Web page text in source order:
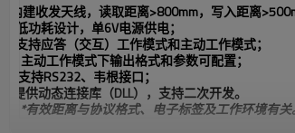
内建收发天线，读取距离>800mm，写入距离
低功耗设计，单6V电源供电；
支持应答（交互）工作模式和主动工作模式；
主动工作模式下输出格式和参数可配置；
支持RS232、韦根接口；
提供动态连接库（DLL），支持二次开发。
*有效距离与协议格式、电子标签及工作环境有关